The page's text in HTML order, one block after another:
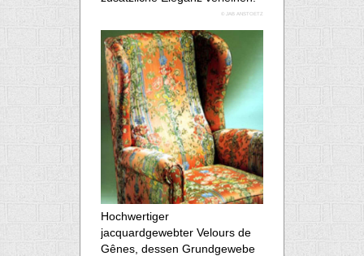
© JAB ANSTOETZ
Hochwertiger
jacquardgewebter Velours de
Gênes, dessen Grundgewebe